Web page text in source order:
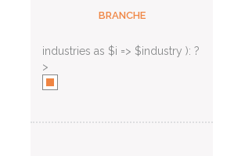
BRANCHE
industries as $i => $industry ): ?
>